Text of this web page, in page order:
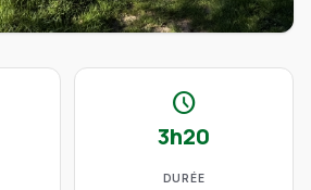
schedule
3h20
DURÉE